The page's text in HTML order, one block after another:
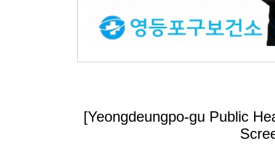
[Yeongdeungpo-gu Public